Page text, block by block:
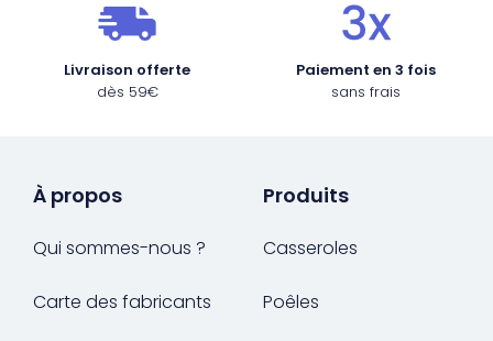
Livraison offerte
dès 59€
Paiement en 3 fois
sans frais
À propos
Qui sommes-nous ?
Carte des fabricants
Produits
Casseroles
Poêles